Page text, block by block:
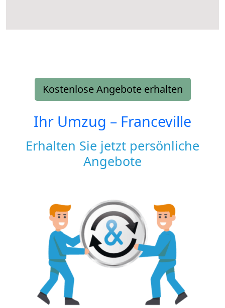
Kostenlose Angebote erhalten
Ihr Umzug – Franceville
Erhalten Sie jetzt persönliche
Angebote